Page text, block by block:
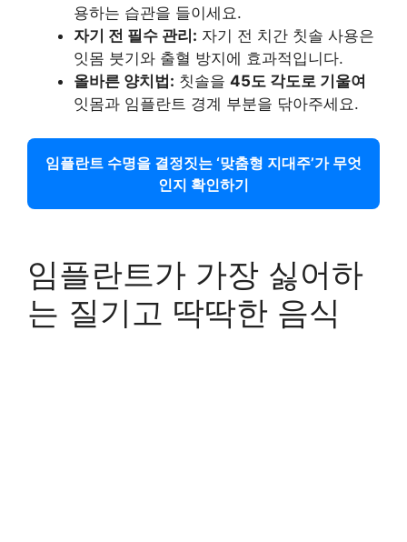
용하는 습관을 들이세요.
자기 전 필수 관리: 자기 전 치간 칫솔 사용은
잇몸 붓기와 출혈 방지에 효과적입니다.
올바른 양치법: 칫솔을 45도 각도로 기울여
잇몸과 임플란트 경계 부분을 닦아주세요.
임플란트 수명을 결정짓는 ‘맞춤형 지대주’가 무엇
인지 확인하기
임플란트가 가장 싫어하
는 질기고 딱딱한 음식